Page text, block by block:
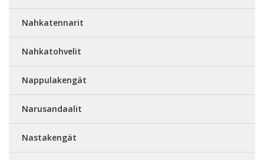
Nahkatennarit
Nahkatohvelit
Nappulakengät
Narusandaalit
Nastakengät